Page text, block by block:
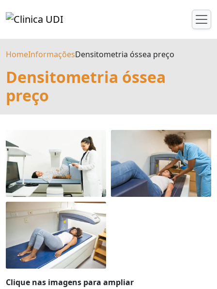
HomeInformaçõesDensitometria óssea preço
Densitometria óssea
preço
Clique nas imagens para ampliar